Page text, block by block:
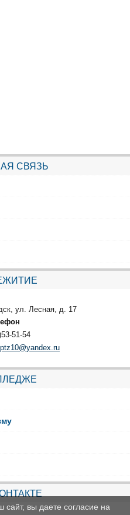
СВЯЗЬ
ул. Лесная, д. 17
51-54
вы даете согласие на